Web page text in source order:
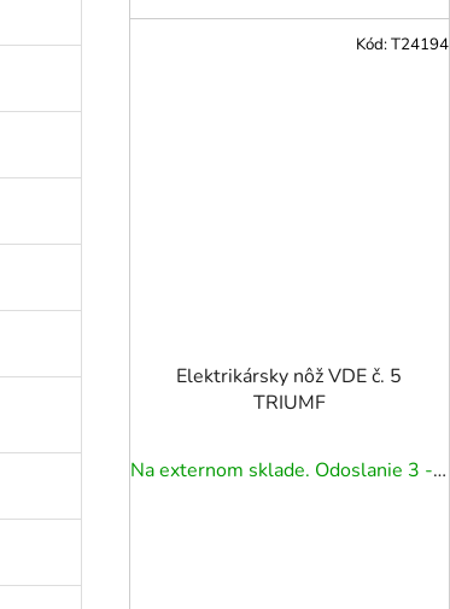
Elektrikársky nôž VDE č. 5
TRIUMF
Na externom sklade. Odoslanie 3 - 5 prac. dní.
Kód:T24194